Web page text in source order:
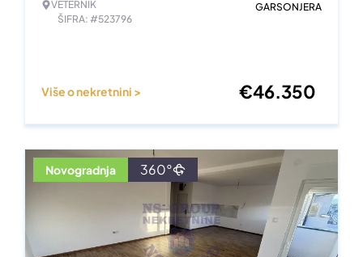
VETERNIK
ŠIFRA: #523796
GARSONJERA
Više o nekretnini > €46.350
Novogradnja 360°